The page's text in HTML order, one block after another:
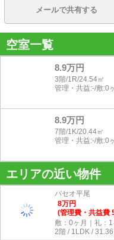
メールで共有する
空室一覧
8.9万円
3階/1R/24.54㎡
管理・共益:-/敷:0
8.9万円
7階/1K/20.44㎡
管理・共益:-/敷:0
エリアの近い物件
パセオ平尾
8万円
(管理費・共益費
敷：0ヶ月｜礼：1
2階 / 1LDK / 31.36